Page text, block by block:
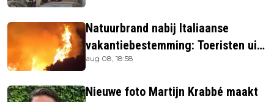
Natuurbrand nabij Italiaanse
vakantiebestemming: Toeristen uit
verblijven gehaald
aug 08, 18:58
Nieuwe foto Martijn Krabbé maakt